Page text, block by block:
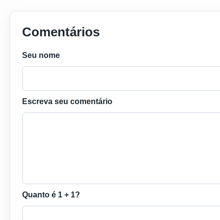
Comentários
Seu nome
Escreva seu comentário
Quanto é 1 + 1?